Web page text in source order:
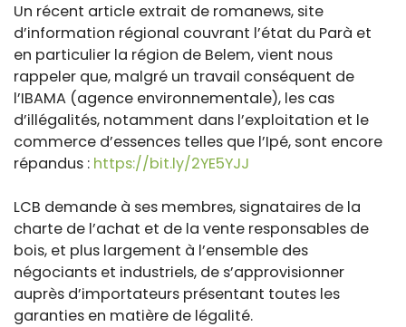
Un récent article extrait de romanews, site
d’information régional couvrant l’état du Parà et
en particulier la région de Belem, vient nous
rappeler que, malgré un travail conséquent de
l’IBAMA (agence environnementale), les cas
d’illégalités, notamment dans l’exploitation et le
commerce d’essences telles que l’Ipé, sont encore
répandus : https://bit.ly/2YE5YJJ
LCB demande à ses membres, signataires de la
charte de l’achat et de la vente responsables de
bois, et plus largement à l’ensemble des
négociants et industriels, de s’approvisionner
auprès d’importateurs présentant toutes les
garanties en matière de légalité.